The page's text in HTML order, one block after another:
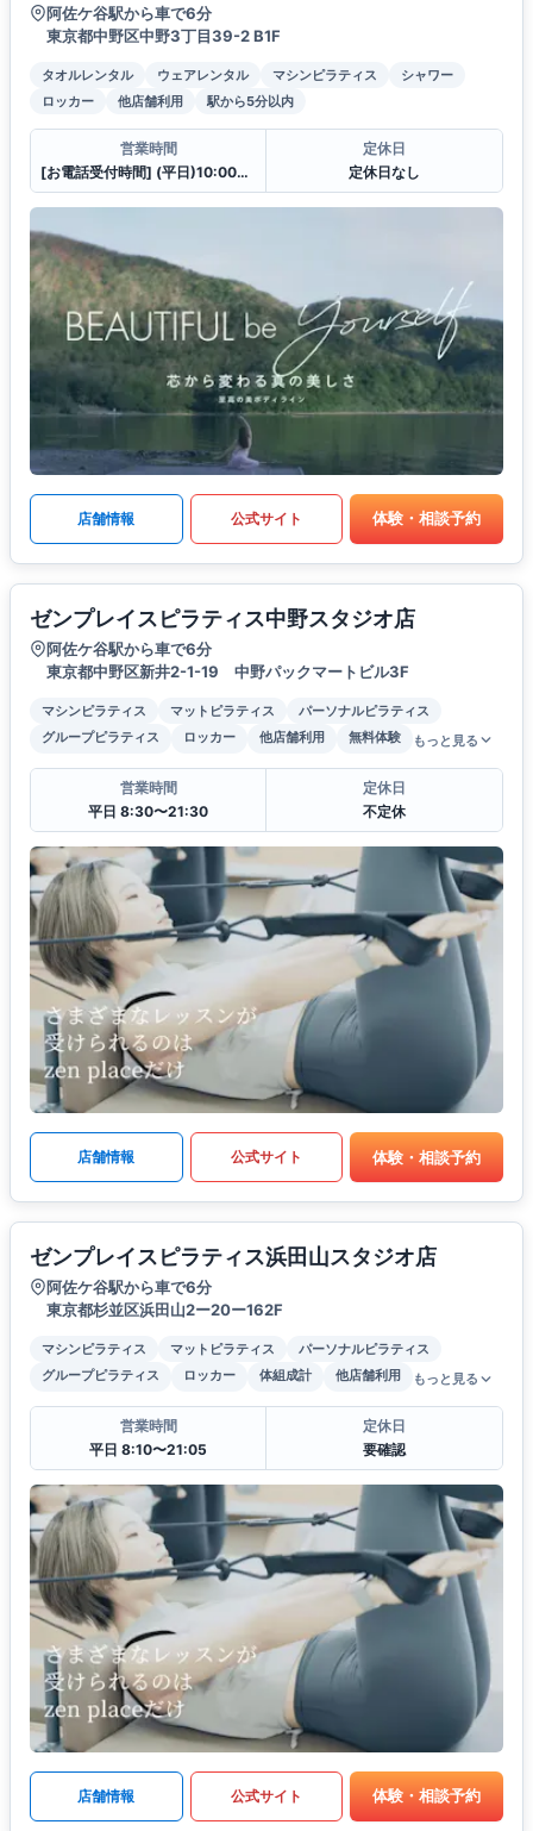
阿佐ケ谷駅から車で6分
東京都中野区中野3丁目39-2 B1F
タオルレンタル ウェアレンタル マシンピラティス
シャワー
ロッカー
他店舗利用 駅から5分以内
営業時間
[お電話受付時間] (平日)10:00〜23:00 (土・日)10:00〜21:00
定休日
定休日なし
店舗情報 公式サイト 体験・相談予約
ゼンプレイスピラティス中野スタジオ店
阿佐ケ谷駅から車で6分
東京都中野区新井2-1-19 中野パックマートビル3F
マシンピラティス マットピラティス
パーソナルピラティス
グループピラティス
ロッカー 他店舗利用 無料体験 もっと見る
営業時間
平日 8:30〜21:30
定休日
不定休
店舗情報 公式サイト 体験・相談予約
ゼンプレイスピラティス浜田山スタジオ店
阿佐ケ谷駅から車で6分
東京都杉並区浜田山2ー20ー162F
マシンピラティス マットピラティス
パーソナルピラティス
グループピラティス
ロッカー 体組成計 他店舗利用 もっと見る
営業時間
平日 8:10〜21:05
定休日
要確認
店舗情報 公式サイト 体験・相談予約